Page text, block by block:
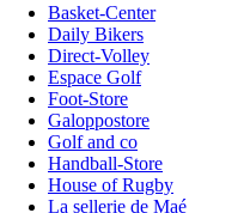
Basket-Center
Daily Bikers
Direct-Volley
Espace Golf
Foot-Store
Galoppostore
Golf and co
Handball-Store
House of Rugby
La sellerie de Maé